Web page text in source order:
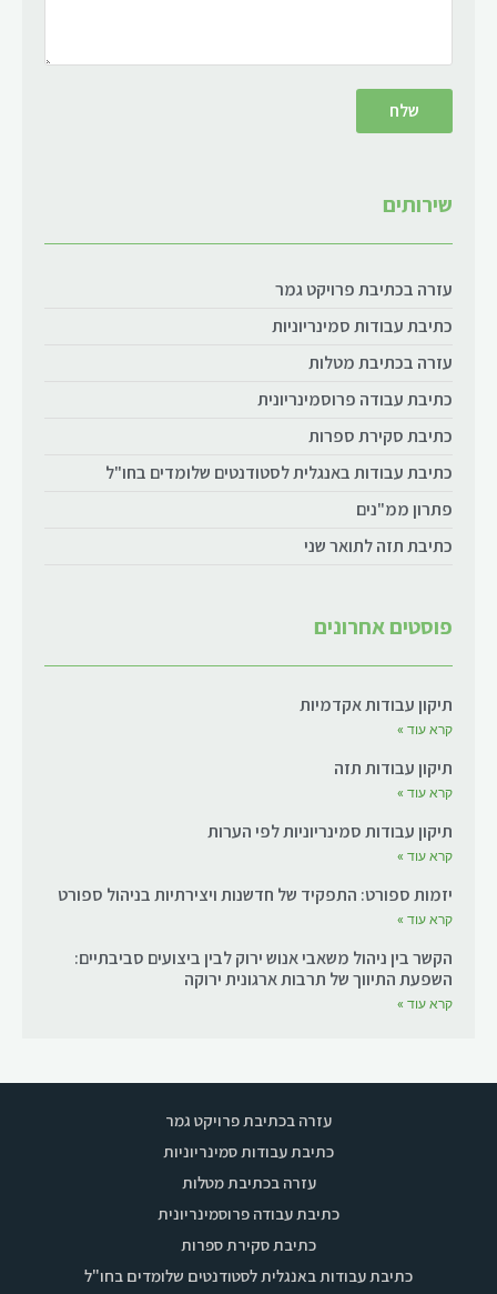
שירותים
עזרה בכתיבת פרויקט גמר
כתיבת עבודות סמינריוניות
עזרה בכתיבת מטלות
כתיבת עבודה פרוסמינריונית
כתיבת סקירת ספרות
כתיבת עבודות באנגלית לסטודנטים שלומדים בחו"ל
פתרון ממ"נים
כתיבת תזה לתואר שני
פוסטים אחרונים
תיקון עבודות אקדמיות
קרא עוד »
תיקון עבודות תזה
קרא עוד »
תיקון עבודות סמינריוניות לפי הערות
קרא עוד »
יזמות ספורט: התפקיד של חדשנות ויצירתיות בניהול ספורט
קרא עוד »
הקשר בין ניהול משאבי אנוש ירוק לבין ביצועים סביבתיים:
השפעת התיווך של תרבות ארגונית ירוקה
קרא עוד »
עזרה בכתיבת פרויקט גמר
כתיבת עבודות סמינריוניות
עזרה בכתיבת מטלות
כתיבת עבודה פרוסמינריונית
כתיבת סקירת ספרות
כתיבת עבודות באנגלית לסטודנטים שלומדים בחו"ל